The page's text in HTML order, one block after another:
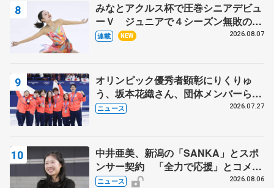
みなとアクルス杯で圧巻シニアデビュ
ーＶ ジュニアで４シーズン無敗の島
田麻央
連載 NEW 2026.08.07
オリンピック優秀者顕彰にりくりゅ
う、坂本花織さん、団体メンバーら
8月7日に文科省が表彰式、ブルーノ・
ニュース 2026.07.27
中井亜美、新潟の「SANKA」とスポ
ンサー契約 「全力で応援」とコメン
ト
ニュース 2026.08.06